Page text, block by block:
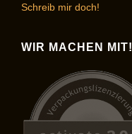
Schreib mir doch!
WIR MACHEN MIT!